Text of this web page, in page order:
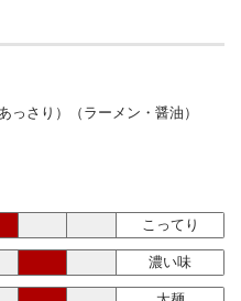
っさり）（ラーメン・醤油）
こってり
濃い味